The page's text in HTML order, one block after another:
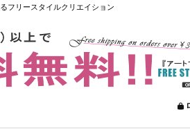
フリースタイルクリエイション